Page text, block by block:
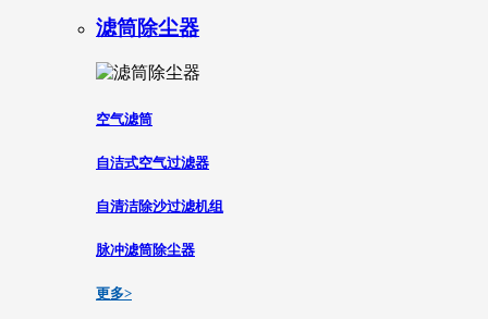
滤筒除尘器
空气滤筒
自洁式空气过滤器
自清洁除沙过滤机组
脉冲滤筒除尘器
更多>